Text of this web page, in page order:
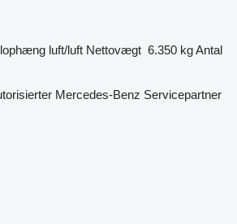
luft/luft Nettovægt 6.350 kgAntal
Mercedes-Benz Servicepartner